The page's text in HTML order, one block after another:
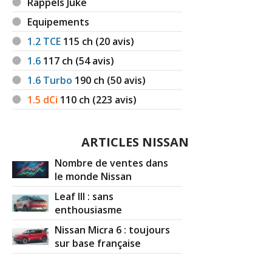
Equipements
1.2 TCE 115 ch (20 avis)
1.6 117 ch (54 avis)
1.6 Turbo 190 ch (50 avis)
1.5 dCi 110 ch (223 avis)
ARTICLES NISSAN
Nombre de ventes dans
le monde Nissan
Leaf III : sans
enthousiasme
Nissan Micra 6 : toujours
sur base française